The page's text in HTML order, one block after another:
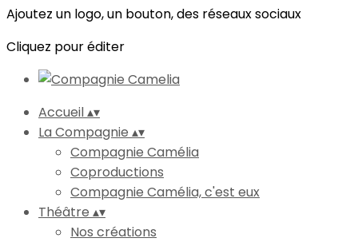
Ajoutez un logo, un bouton, des réseaux sociaux
Cliquez pour éditer
Accueil▴▾
La Compagnie ▴▾
Compagnie Camélia
Coproductions
Compagnie Camélia, c'est eux
Théâtre ▴▾
Nos créations